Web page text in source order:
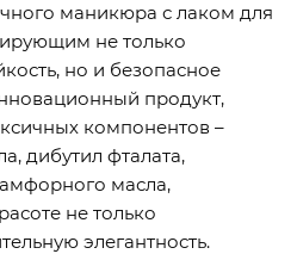
маникюра с лаком для
не только
но и безопасное
продукт,
компонентов –
дибутил фталата,
масла,
не только
элегантность.